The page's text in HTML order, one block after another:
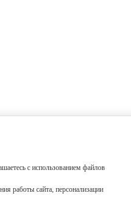
с использованием файлов
работы сайта, персонализации